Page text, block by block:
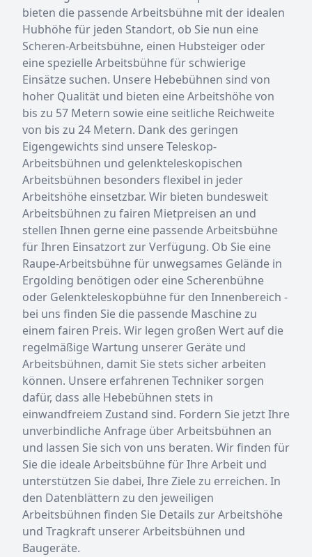
bieten die passende Arbeitsbühne mit der idealen
Hubhöhe für jeden Standort, ob Sie nun eine
Scheren-Arbeitsbühne, einen Hubsteiger oder
eine spezielle Arbeitsbühne für schwierige
Einsätze suchen. Unsere Hebebühnen sind von
hoher Qualität und bieten eine Arbeitshöhe von
bis zu 57 Metern sowie eine seitliche Reichweite
von bis zu 24 Metern. Dank des geringen
Eigengewichts sind unsere Teleskop-
Arbeitsbühnen und gelenkteleskopischen
Arbeitsbühnen besonders flexibel in jeder
Arbeitshöhe einsetzbar. Wir bieten bundesweit
Arbeitsbühnen zu fairen Mietpreisen an und
stellen Ihnen gerne eine passende Arbeitsbühne
für Ihren Einsatzort zur Verfügung. Ob Sie eine
Raupe-Arbeitsbühne für unwegsames Gelände in
Ergolding benötigen oder eine Scherenbühne
oder Gelenkteleskopbühne für den Innenbereich -
bei uns finden Sie die passende Maschine zu
einem fairen Preis. Wir legen großen Wert auf die
regelmäßige Wartung unserer Geräte und
Arbeitsbühnen, damit Sie stets sicher arbeiten
können. Unsere erfahrenen Techniker sorgen
dafür, dass alle Hebebühnen stets in
einwandfreiem Zustand sind. Fordern Sie jetzt Ihre
unverbindliche Anfrage über Arbeitsbühnen an
und lassen Sie sich von uns beraten. Wir finden für
Sie die ideale Arbeitsbühne für Ihre Arbeit und
unterstützen Sie dabei, Ihre Ziele zu erreichen. In
den Datenblättern zu den jeweiligen
Arbeitsbühnen finden Sie Details zur Arbeitshöhe
und Tragkraft unserer Arbeitsbühnen und
Baugeräte.